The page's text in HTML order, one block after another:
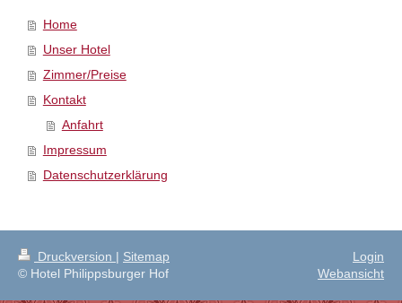
Home
Unser Hotel
Zimmer/Preise
Kontakt
Anfahrt
Impressum
Datenschutzerklärung
Druckversion | Sitemap
© Hotel Philippsburger Hof
Login
Webansicht